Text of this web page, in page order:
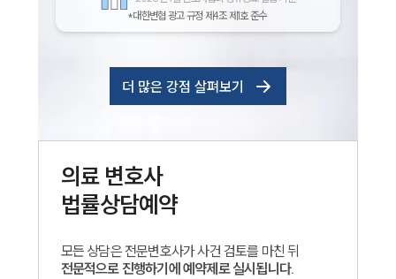
*대한변협 광고 규정 제4조 제1호 준수
더 많은 강점 살펴보기
의료변호사
법률상담예약
모든 상담은 전문변호사가 사건 검토를 마친 뒤
전문적으로 진행하기에 예약제로 실시됩니다.